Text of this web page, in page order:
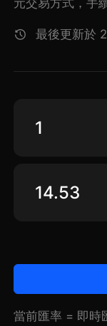
元交易方式，手
最後更新於
當前匯率 = 即時